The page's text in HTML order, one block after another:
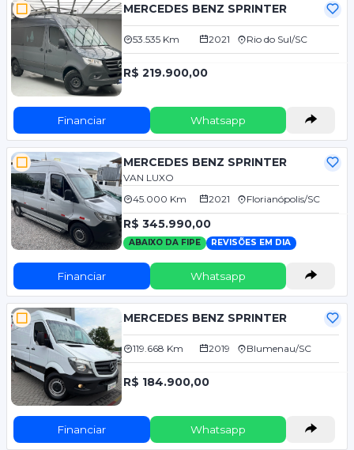
MERCEDES BENZ SPRINTER
53.535 Km 2021 Rio do Sul/SC
R$ 219.900,00
Financiar Whatsapp
MERCEDES BENZ SPRINTER
VAN LUXO
45.000 Km
2021 Florianópolis/SC
R$ 345.990,00
ABAIXO DA FIPE REVISÕES EM DIA
Financiar Whatsapp
MERCEDES BENZ SPRINTER
119.668 Km 2019 Blumenau/SC
R$ 184.900,00
Financiar Whatsapp